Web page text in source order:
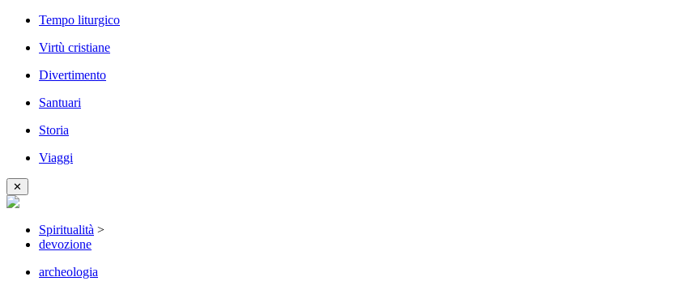
Tempo liturgico
Virtù cristiane
Divertimento
Santuari
Storia
Viaggi
✕
Spiritualità >
devozione
archeologia